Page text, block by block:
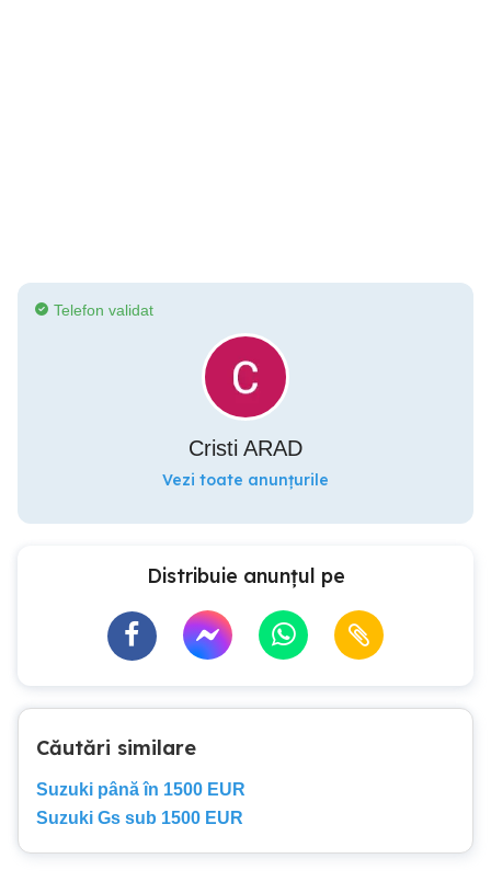
Telefon validat
Cristi ARAD
Vezi toate anunțurile
Distribuie anunțul pe
Căutări similare
Suzuki până în 1500 EUR
Suzuki Gs sub 1500 EUR